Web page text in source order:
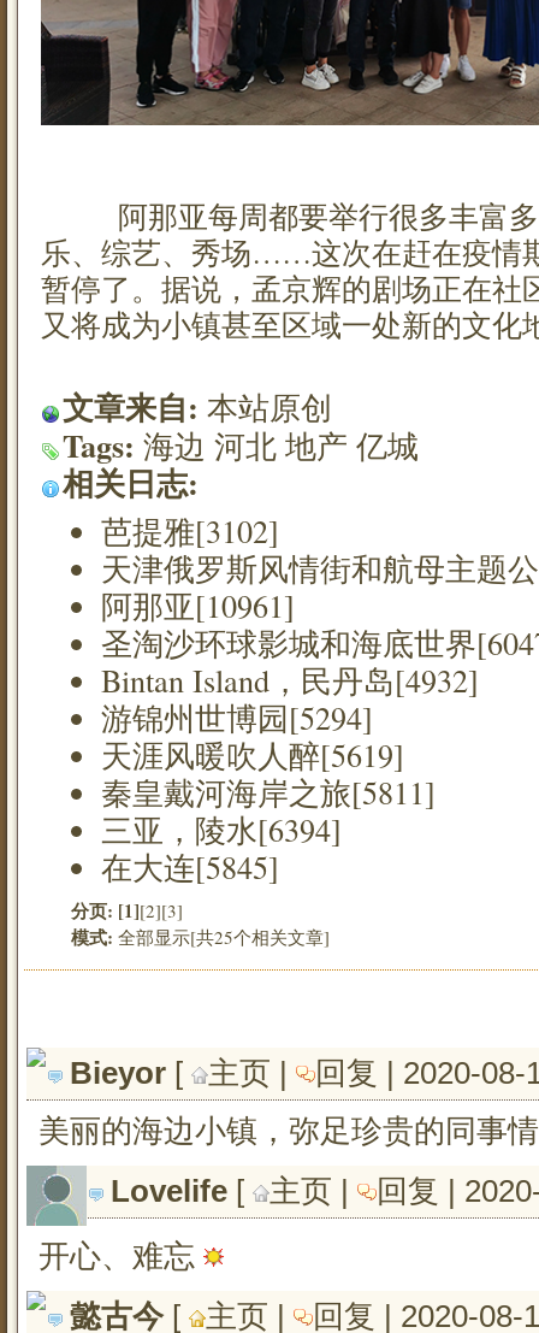
阿那亚每周都要举行很多丰富多
乐、综艺、秀场……这次在赶在疫情
暂停了。据说，孟京辉的剧场正在社
又将成为小镇甚至区域一处新的文化
文章来自: 本站原创
Tags: 海边 河北 地产 亿城
相关日志:
芭提雅[3102]
天津俄罗斯风情街和航母主题
阿那亚[10961]
圣淘沙环球影城和海底世界
Bintan Island，民丹岛[4932]
游锦州世博园[5294]
天涯风暖吹人醉[5619]
秦皇戴河海岸之旅[5811]
三亚，陵水[6394]
在大连[5845]
分页: [1][2][3]
模式: 全部显示[共25个相关文章]
Bieyor [ 主页 | 回复 | 2020-08-
美丽的海边小镇，弥足珍贵的同事
Lovelife [ 主页 | 回复 |
开心、难忘
懿古今[ 主页 | 回复 | 2020-08-